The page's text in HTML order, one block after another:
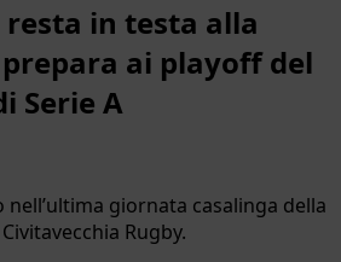
in testa alla
ai playoff del
Serie A
giornata casalinga della
Rugby.